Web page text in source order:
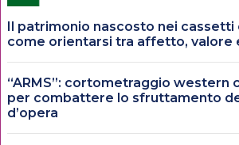
Il patrimonio nascosto nei cassetti
come orientarsi tra affetto, valore
“ARMS”: cortometraggio western
per combattere lo sfruttamento
d’opera